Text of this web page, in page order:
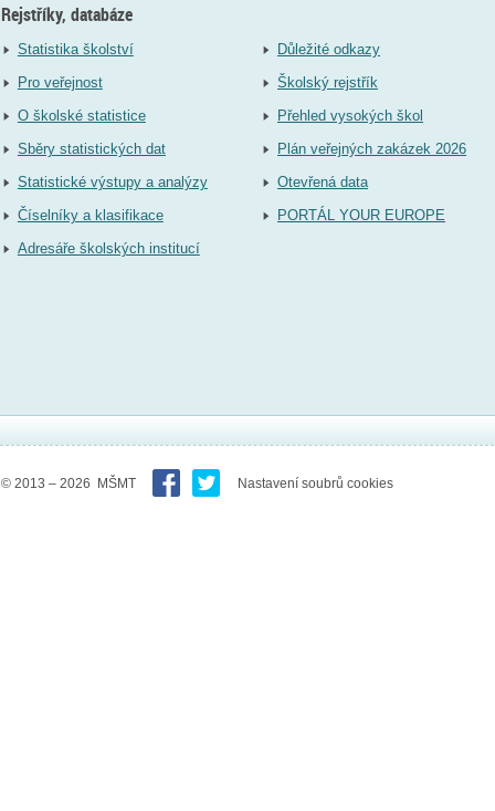
Rejstříky, databáze
Statistika školství
Pro veřejnost
O školské statistice
Sběry statistických dat
Statistické výstupy a analýzy
Číselníky a klasifikace
Adresáře školských institucí
Důležité odkazy
Školský rejstřík
Přehled vysokých škol
Plán veřejných zakázek 2026
Otevřená data
PORTÁL YOUR EUROPE
© 2013 – 2026 MŠMT Nastavení soubrů cookies